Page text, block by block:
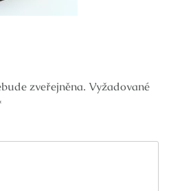
zveřejněna. Vyžadované